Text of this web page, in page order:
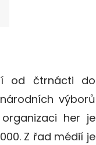
od čtrnácti do
výborů
her je
Z řad médií je